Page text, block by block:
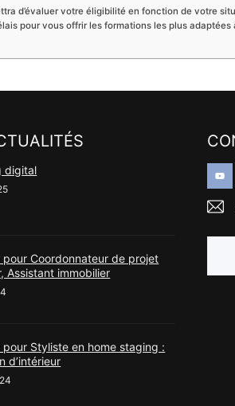
d’évaluer votre éligibilité en fonction de votre
pour vous offrir les formations les plus adaptées
digital
pour Coordonnateur de projet
Assistant immobilier
pour Styliste en home staging :
d’intérieur